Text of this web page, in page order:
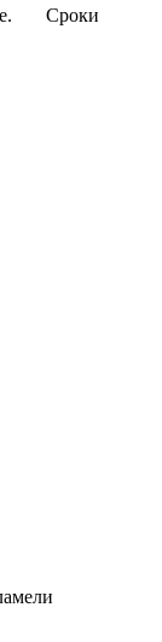
Сроки